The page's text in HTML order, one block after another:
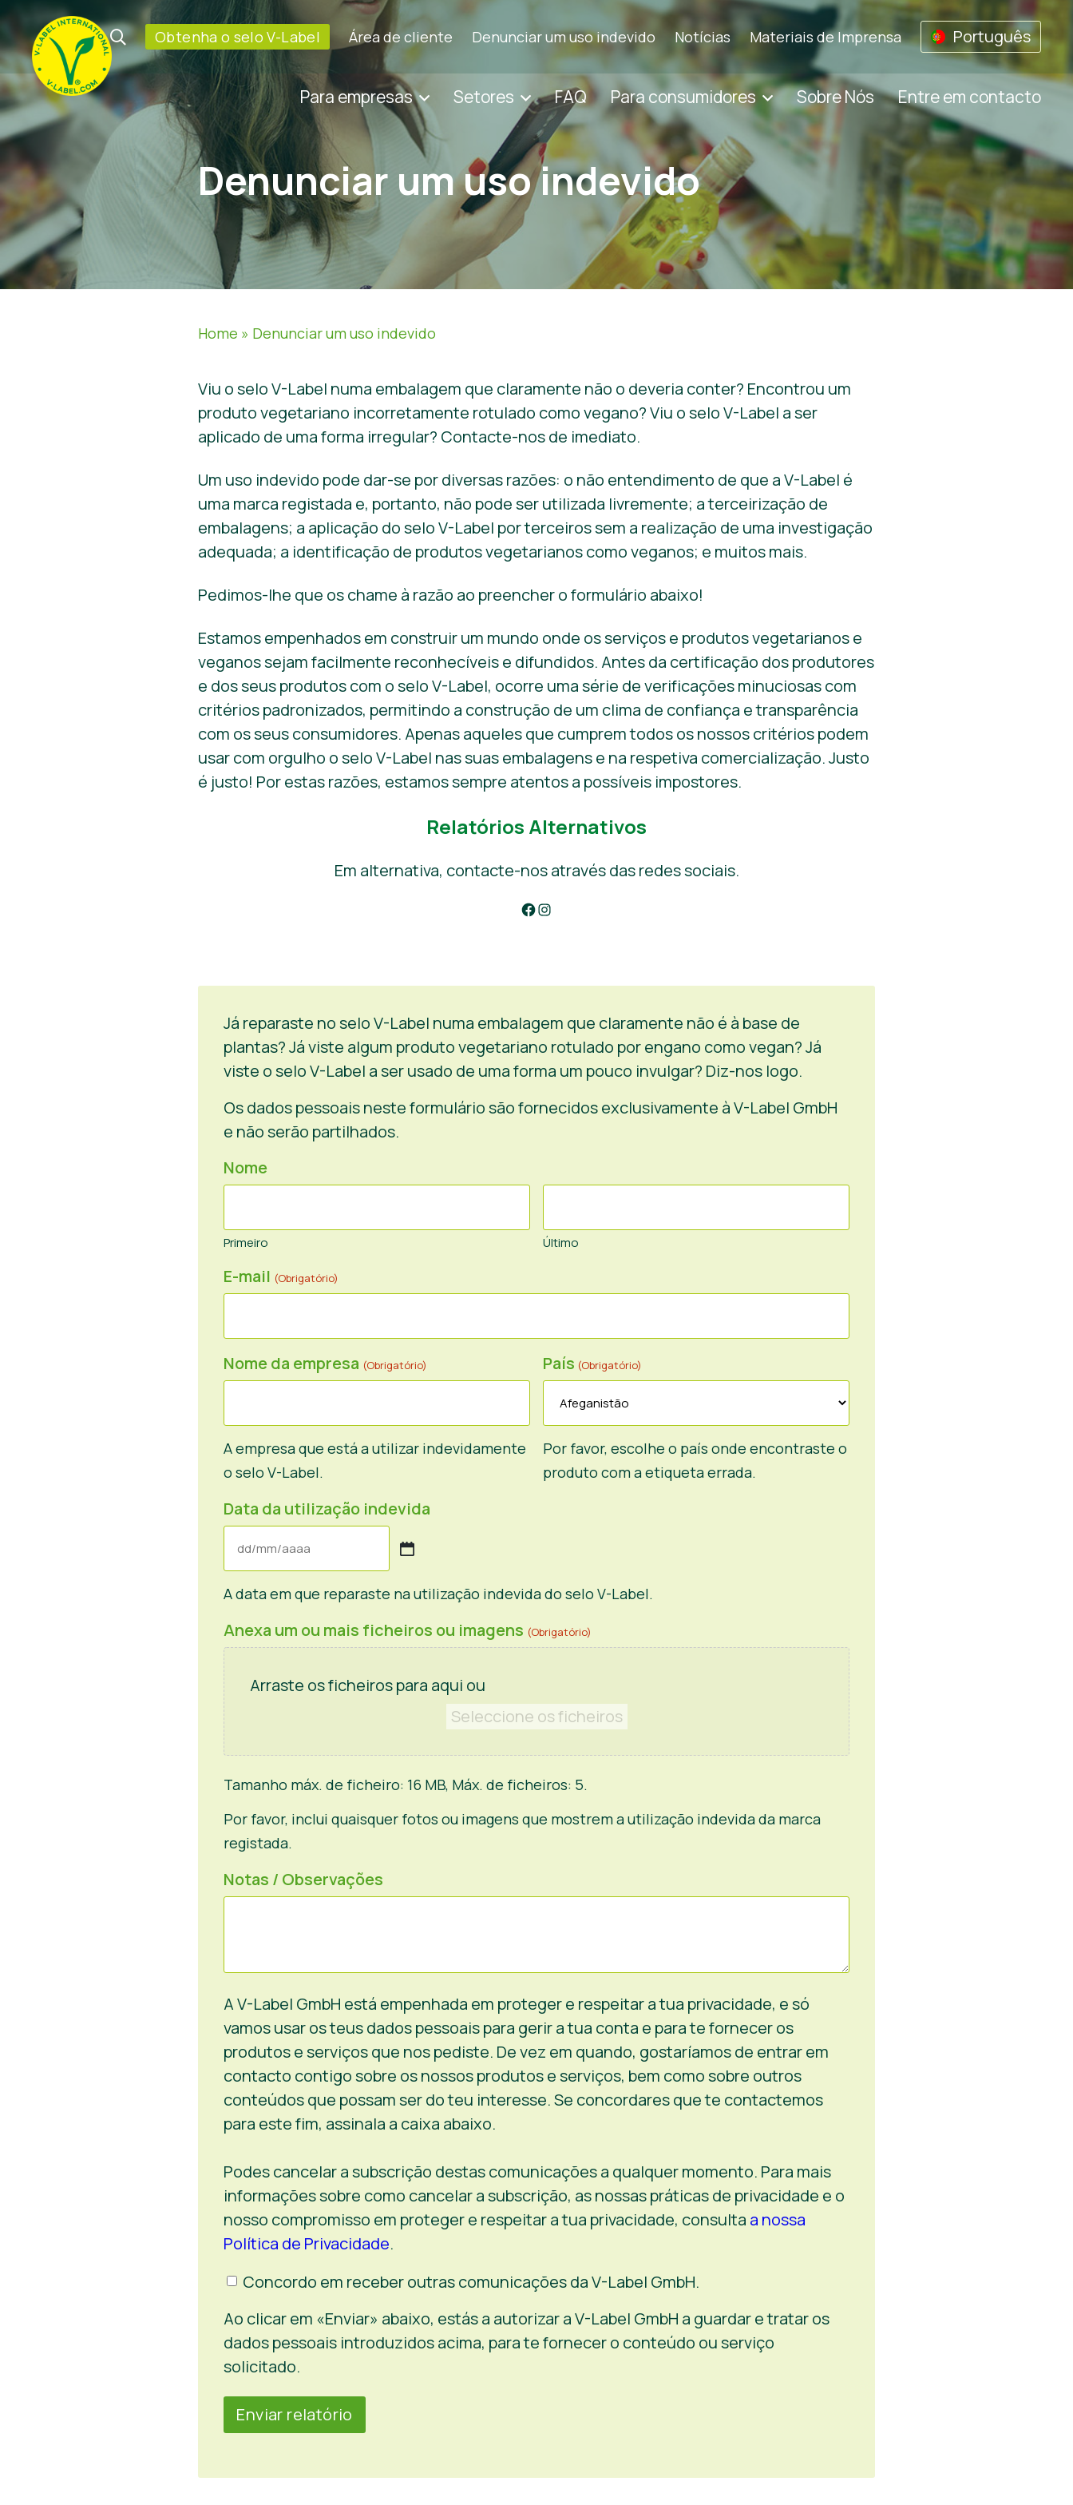
Obtenha o selo V-Label Área de cliente Denunciar um uso indevido Notícias Materiais de Imprensa Português
Para empresas Setores FAQ Para consumidores Sobre Nós Entre em contacto
Denunciar um uso indevido
Home » Denunciar um uso indevido
Viu o selo V-Label numa embalagem que claramente não o deveria conter? Encontrou um
produto vegetariano incorretamente rotulado como vegano? Viu o selo V-Label a ser
aplicado de uma forma irregular? Contacte-nos de imediato.
Um uso indevido pode dar-se por diversas razões: o não entendimento de que a V-Label é
uma marca registada e, portanto, não pode ser utilizada livremente; a terceirização de
embalagens; a aplicação do selo V-Label por terceiros sem a realização de uma investigação
adequada; a identificação de produtos vegetarianos como veganos; e muitos mais.
Pedimos-lhe que os chame à razão ao preencher o formulário abaixo!
Estamos empenhados em construir um mundo onde os serviços e produtos vegetarianos e
veganos sejam facilmente reconhecíveis e difundidos. Antes da certificação dos produtores
e dos seus produtos com o selo V-Label, ocorre uma série de verificações minuciosas com
critérios padronizados, permitindo a construção de um clima de confiança e transparência
com os seus consumidores. Apenas aqueles que cumprem todos os nossos critérios podem
usar com orgulho o selo V-Label nas suas embalagens e na respetiva comercialização. Justo
é justo! Por estas razões, estamos sempre atentos a possíveis impostores.
Relatórios Alternativos
Em alternativa, contacte-nos através das redes sociais.
Get in touch via V-Label Facebook
Get in touch via V-Label Instagram
Já reparaste no selo V-Label numa embalagem que claramente não é à base de
plantas? Já viste algum produto vegetariano rotulado por engano como vegan? Já
viste o selo V-Label a ser usado de uma forma um pouco invulgar? Diz-nos logo.
Os dados pessoais neste formulário são fornecidos exclusivamente à V-Label GmbH
e não serão partilhados.
Nome
Primeiro Último
E-mail (Obrigatório)
Nome da empresa (Obrigatório)
A empresa que está a utilizar indevidamente
o selo V-Label.
País (Obrigatório)
Por favor, escolhe o país onde encontraste o
produto com a etiqueta errada.
Data da utilização indevida
DD
barra
AAAA
A data em que reparaste na utilização indevida do selo V-Label.
Anexa um ou mais ficheiros ou imagens (Obrigatório)
Arraste os ficheiros para aqui ou
Seleccione os ficheiros
Tamanho máx. de ficheiro: 16 MB, Máx. de ficheiros: 5.
Por favor, inclui quaisquer fotos ou imagens que mostrem a utilização indevida da marca
registada.
Notas / Observações
A V-Label GmbH está empenhada em proteger e respeitar a tua privacidade, e só
vamos usar os teus dados pessoais para gerir a tua conta e para te fornecer os
produtos e serviços que nos pediste. De vez em quando, gostaríamos de entrar em
contacto contigo sobre os nossos produtos e serviços, bem como sobre outros
conteúdos que possam ser do teu interesse. Se concordares que te contactemos
para este fim, assinala a caixa abaixo.
Podes cancelar a subscrição destas comunicações a qualquer momento. Para mais
informações sobre como cancelar a subscrição, as nossas práticas de privacidade e o
nosso compromisso em proteger e respeitar a tua privacidade, consulta a nossa
Política de Privacidade.
Autorização
contacto
futuro
Concordo em receber outras comunicações da V-Label GmbH.
Ao clicar em «Enviar» abaixo, estás a autorizar a V-Label GmbH a guardar e tratar os
dados pessoais introduzidos acima, para te fornecer o conteúdo ou serviço
solicitado.